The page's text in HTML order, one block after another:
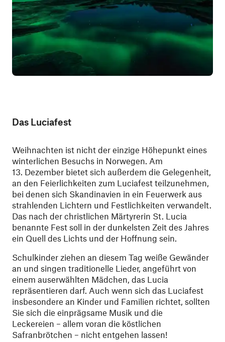
Das Luciafest
Weihnachten ist nicht der einzige Höhepunkt eines
winterlichen Besuchs in Norwegen. Am
13. Dezember bietet sich außerdem die Gelegenheit,
an den Feierlichkeiten zum Luciafest teilzunehmen,
bei denen sich Skandinavien in ein Feuerwerk aus
strahlenden Lichtern und Festlichkeiten verwandelt.
Das nach der christlichen Märtyrerin St. Lucia
benannte Fest soll in der dunkelsten Zeit des Jahres
ein Quell des Lichts und der Hoffnung sein.
Schulkinder ziehen an diesem Tag weiße Gewänder
an und singen traditionelle Lieder, angeführt von
einem auserwählten Mädchen, das Lucia
repräsentieren darf. Auch wenn sich das Luciafest
insbesondere an Kinder und Familien richtet, sollten
Sie sich die einprägsame Musik und die
Leckereien – allem voran die köstlichen
Safranbrötchen – nicht entgehen lassen!